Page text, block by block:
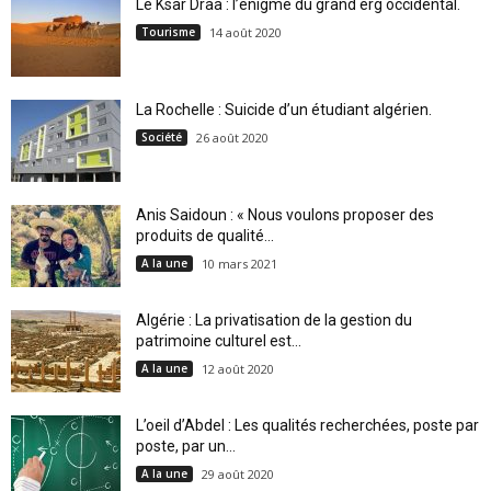
Le Ksar Draa : l’énigme du grand erg occidental.
Tourisme 14 août 2020
La Rochelle : Suicide d’un étudiant algérien.
Société 26 août 2020
Anis Saidoun : « Nous voulons proposer des
produits de qualité...
A la une 10 mars 2021
Algérie : La privatisation de la gestion du
patrimoine culturel est...
A la une 12 août 2020
L’oeil d’Abdel : Les qualités recherchées, poste par
poste, par un...
A la une 29 août 2020